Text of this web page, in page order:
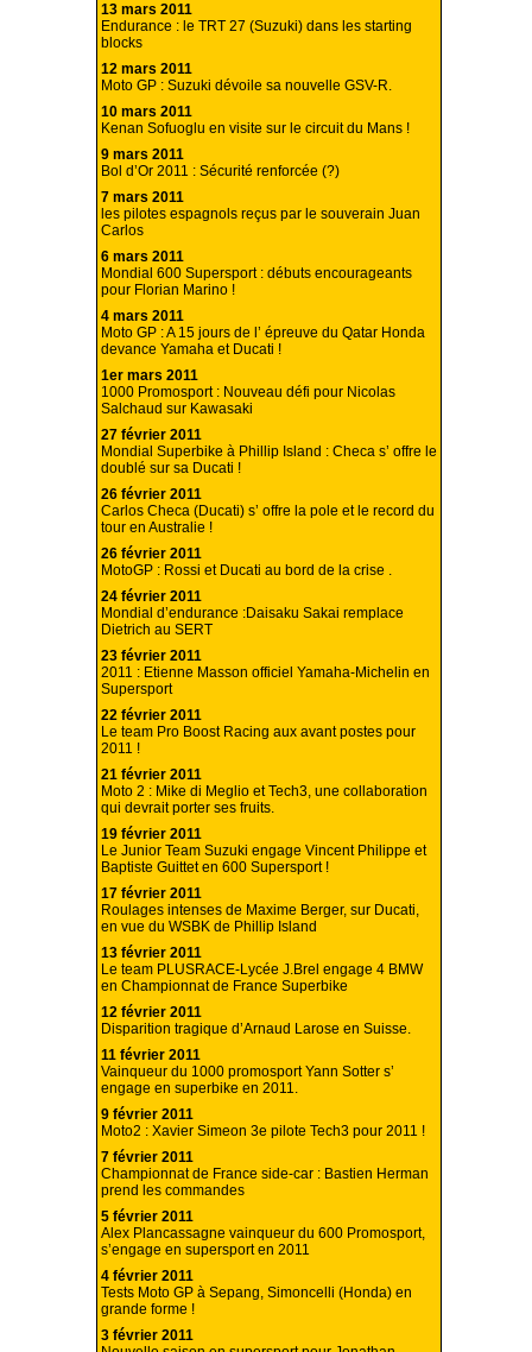
13 mars 2011
Endurance : le TRT 27 (Suzuki) dans les starting
blocks
12 mars 2011
Moto GP : Suzuki dévoile sa nouvelle GSV-R.
10 mars 2011
Kenan Sofuoglu en visite sur le circuit du Mans !
9 mars 2011
Bol d’Or 2011 : Sécurité renforcée (?)
7 mars 2011
les pilotes espagnols reçus par le souverain Juan
Carlos
6 mars 2011
Mondial 600 Supersport : débuts encourageants
pour Florian Marino !
4 mars 2011
Moto GP : A 15 jours de l’ épreuve du Qatar Honda
devance Yamaha et Ducati !
1er mars 2011
1000 Promosport : Nouveau défi pour Nicolas
Salchaud sur Kawasaki
27 février 2011
Mondial Superbike à Phillip Island : Checa s’ offre le
doublé sur sa Ducati !
26 février 2011
Carlos Checa (Ducati) s’ offre la pole et le record du
tour en Australie !
26 février 2011
MotoGP : Rossi et Ducati au bord de la crise .
24 février 2011
Mondial d’endurance :Daisaku Sakai remplace
Dietrich au SERT
23 février 2011
2011 : Etienne Masson officiel Yamaha-Michelin en
Supersport
22 février 2011
Le team Pro Boost Racing aux avant postes pour
2011 !
21 février 2011
Moto 2 : Mike di Meglio et Tech3, une collaboration
qui devrait porter ses fruits.
19 février 2011
Le Junior Team Suzuki engage Vincent Philippe et
Baptiste Guittet en 600 Supersport !
17 février 2011
Roulages intenses de Maxime Berger, sur Ducati,
en vue du WSBK de Phillip Island
13 février 2011
Le team PLUSRACE-Lycée J.Brel engage 4 BMW
en Championnat de France Superbike
12 février 2011
Disparition tragique d’Arnaud Larose en Suisse.
11 février 2011
Vainqueur du 1000 promosport Yann Sotter s’
engage en superbike en 2011.
9 février 2011
Moto2 : Xavier Simeon 3e pilote Tech3 pour 2011 !
7 février 2011
Championnat de France side-car : Bastien Herman
prend les commandes
5 février 2011
Alex Plancassagne vainqueur du 600 Promosport,
s’engage en supersport en 2011
4 février 2011
Tests Moto GP à Sepang, Simoncelli (Honda) en
grande forme !
3 février 2011